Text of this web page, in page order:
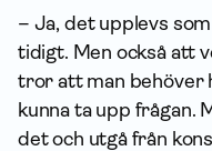
– Ja, det upplevs
tidigt. Men också att
tror att man behöver
kunna ta upp frågan.
det och utgå från